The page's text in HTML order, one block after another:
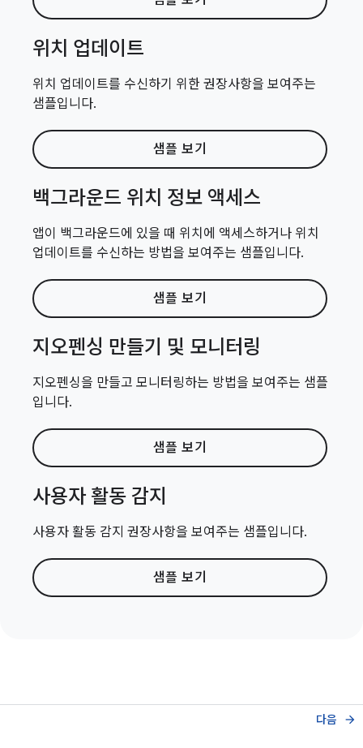
위치 업데이트
위치 업데이트를 수신하기 위한 권장사항을 보여주는
샘플입니다.
샘플 보기
백그라운드 위치 정보 액세스
앱이 백그라운드에 있을 때 위치에 액세스하거나 위치
업데이트를 수신하는 방법을 보여주는 샘플입니다.
샘플 보기
지오펜싱 만들기 및 모니터링
지오펜싱을 만들고 모니터링하는 방법을 보여주는 샘플
입니다.
샘플 보기
사용자 활동 감지
사용자 활동 감지 권장사항을 보여주는 샘플입니다.
샘플 보기
다음 arrow_forward